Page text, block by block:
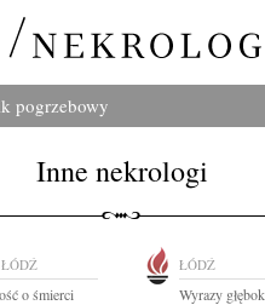
pogrzebowy
Inne nekrologi
ŁÓDŹ
o śmierci
ŁÓDŹ
Wyrazy